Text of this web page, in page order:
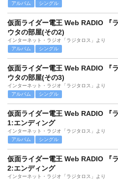
アルバム
シングル
仮面ライダー電王 Web RADIO 『
ウタの部屋(その2)
インターネット・ラジオ「ラジタロス」より
アルバム
シングル
仮面ライダー電王 Web RADIO 『
ウタの部屋(その3)
インターネット・ラジオ「ラジタロス」より
アルバム
シングル
仮面ライダー電王 Web RADIO 『
1:エンディング
インターネット・ラジオ「ラジタロス」より
アルバム
シングル
仮面ライダー電王 Web RADIO 『
2:エンディング
インターネット・ラジオ「ラジタロス」より